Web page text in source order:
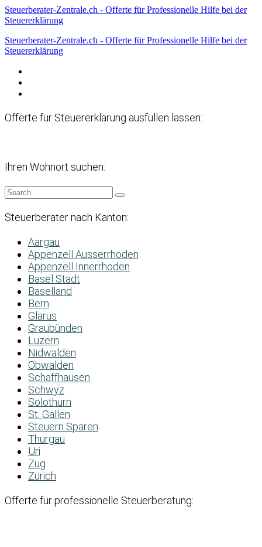
Steuerberater-Zentrale.ch - Offerte für Professionelle Hilfe bei der
Steuererklärung
Steuerberater-Zentrale.ch - Offerte für Professionelle Hilfe bei der
Steuererklärung
Offerte für Steuererklärung ausfüllen lassen:
Ihren Wohnort suchen:
Steuerberater nach Kanton:
Aargau
Appenzell Ausserrhoden
Appenzell Innerrhoden
Basel Stadt
Baselland
Bern
Glarus
Graubünden
Luzern
Nidwalden
Obwalden
Schaffhausen
Schwyz
Solothurn
St. Gallen
Steuern Sparen
Thurgau
Uri
Zug
Zürich
Offerte für professionelle Steuerberatung: